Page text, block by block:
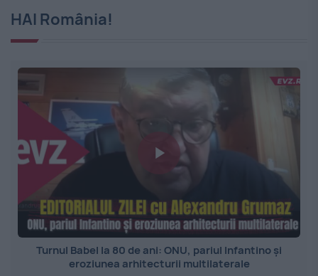
HAI România!
Turnul Babel la 80 de ani: ONU, pariul Infantino și
eroziunea arhitecturii multilaterale